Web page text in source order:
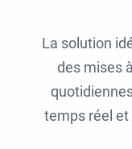
La solution
des mises
temps réel